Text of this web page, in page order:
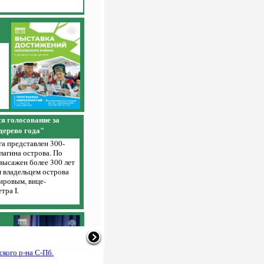
голосование за
года"
представлен 300-
острова. По
более 300 лет
острова
вице-
I.
р-на С-Пб.
-